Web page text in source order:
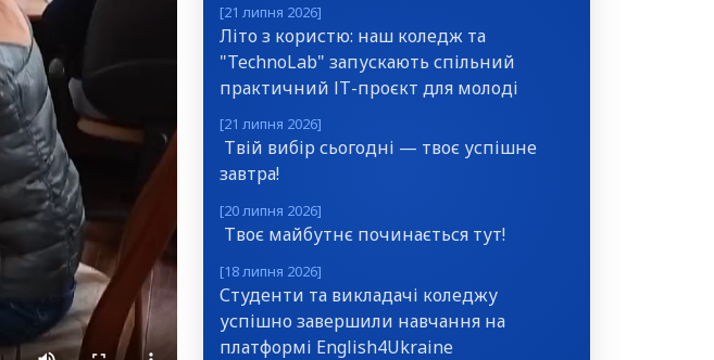
[21 липня 2026]
Літо з користю: наш коледж та
"TechnoLab" запускають спільний
практичний ІТ-проєкт для молоді
[21 липня 2026]
Твій вибір сьогодні — твоє успішне
завтра!
[20 липня 2026]
Твоє майбутнє починається тут!
[18 липня 2026]
Студенти та викладачі коледжу
успішно завершили навчання на
платформі English4Ukraine